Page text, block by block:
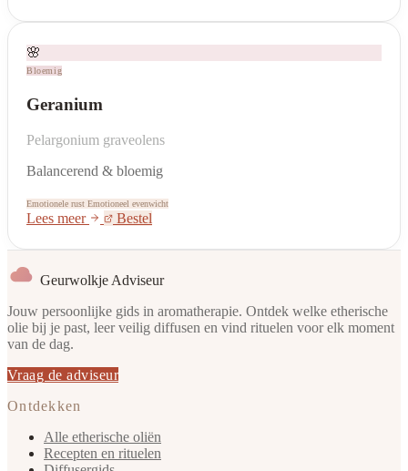
🌸
Bloemig
Geranium
Pelargonium graveolens
Balancerend & bloemig
Emotionele rust Emotioneel evenwicht
Lees meer Bestel
Geurwolkje Adviseur
Jouw persoonlijke gids in aromatherapie. Ontdek welke etherische
olie bij je past, leer veilig diffusen en vind rituelen voor elk moment
van de dag.
Vraag de adviseur
Ontdekken
Alle etherische oliën
Recepten en rituelen